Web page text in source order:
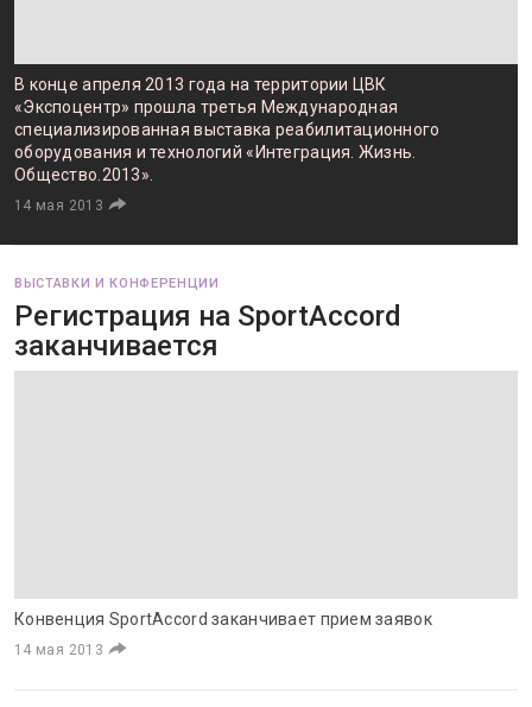
В конце апреля 2013 года на территории ЦВК
«Экспоцентр» прошла третья Международная
специализированная выставка реабилитационного
оборудования и технологий «Интеграция. Жизнь.
Общество.2013».
14 мая 2013
ВЫСТАВКИ И КОНФЕРЕНЦИИ
Регистрация на SportAccord
заканчивается
Конвенция SportAccord заканчивает прием заявок
14 мая 2013